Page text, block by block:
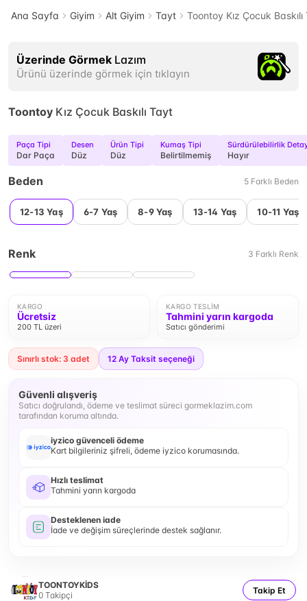
Ana Sayfa Giyim Alt Giyim Tayt Toontoy Kız Çocuk
Üzerinde Görmek Lazım
Ürünü üzerinde görmek için tıklayın
Toontoy Kız Çocuk Baskılı Tayt
Paça Tipi
Dar Paça
Desen
Düz
Ürün Tipi
Düz
Kumaş Tipi
Belirtilmemiş
Sürdürülebilirlik
Hayır
Beden 5 Farklı Beden
12-13 Yaş 6-7 Yaş 8-9 Yaş 13-14 Yaş 10-11 Yaş
Renk 3 Farklı Renk
KARGO
Ücretsiz
200 TL üzeri
KARGO TESLIM
Tahmini yarın kargoda
Satıcı gönderimi
Sınırlı stok: 3 adet 12 Ay Taksit seçeneği
Güvenli alışveriş
Satıcı doğrulandı, ödeme ve teslimat süreci gormeklazim.com
tarafından koruma altında.
iyzico güvenceli ödeme
Kart bilgileriniz şifreli, ödeme iyzico korumasında.
Hızlı teslimat
Tahmini yarın kargoda
Desteklenen iade
İade ve değişim süreçlerinde destek sağlanır.
TOONTOYKİDS
0 Takipçi Takip Et